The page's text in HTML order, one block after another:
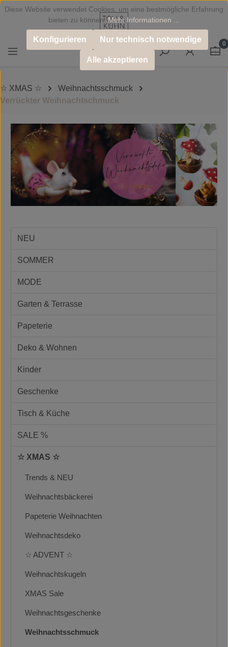
Zum Hauptinhalt springen
0
☆ XMAS ☆
Weihnachtsschmuck
Verrückter Weihnachtschmuck
NEU
SOMMER
MODE
Garten & Terrasse
Papeterie
Deko & Wohnen
Kinder
Geschenke
Tisch & Küche
SALE %
☆ XMAS ☆
Trends & NEU
Weihnachtsbäckerei
Papeterie Weihnachten
Weihnachtsdeko
☆ ADVENT ☆
Weihnachtskugeln
XMAS Sale
Weihnachtsgeschenke
Weihnachtsschmuck
Diese Website verwendet Cookies, um eine bestmögliche Erfahrung
bieten zu können.Mehr Informationen ...
Nur technisch notwendige
Konfigurieren
Alle akzeptieren